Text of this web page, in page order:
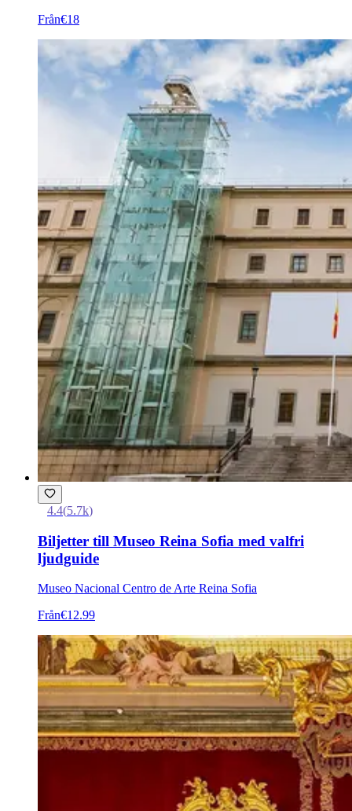
Från€18
4.4(5.7k)
Biljetter till Museo Reina Sofia med valfri
ljudguide
Museo Nacional Centro de Arte Reina Sofia
Från€12.99